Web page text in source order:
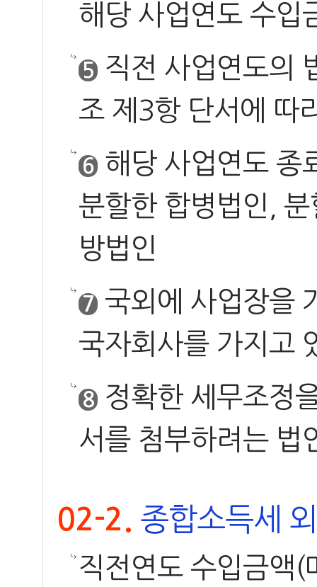
해당 사업연도 수입
5
직전 사업연도의
조 제3항 단서에 따
6 해당 사업연도 종
분할한 합병법인,
방법인
7 국외에 사업장을
국자회사를 가지고
8 정확한 세무조정
서를 첨부하려는 법
02-2. 종합소득세
직전연도 수입금액